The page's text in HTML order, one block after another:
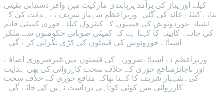
کیلے اور پیاز کی برآمد پرپابندی مارکیٹ میں وافر دستیابی یقینی
بنانے کیلئے عائد کی گئی۔وزیراعظم شہباز شریف نے ہدایت کی کہ
اشیائےخوردونوش کی قیمتوں کے کنٹرول کیلئے فوری کمیٹی قائم
کی جائے۔ کابینہ کا کہنا ہے کہ کمیٹی صوبائی حکومتوں سے ملکر
اشیائے خورونوش کی قیمتوں کی کڑی نگرانی کرے گی۔
وزیراعظم نے اشیائےضروریہ کی قیمتوں میں غیرضروری اضافے
اور ناجائزمنافع خوری کے خلاف سخت کارروائی کی بھی ہدایت
کی۔شہباز شریف کا کہنا تھاکہ منافع خوری کے خلاف سخت
کارروائی میں کوئی کوتاہی برداشت نہیں کی جائے گی۔